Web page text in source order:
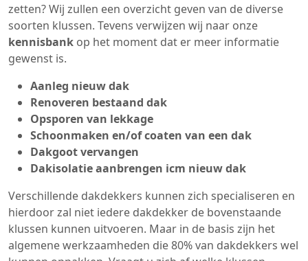
zetten? Wij zullen een overzicht geven van de diverse
soorten klussen. Tevens verwijzen wij naar onze
kennisbank op het moment dat er meer informatie
gewenst is.
Aanleg nieuw dak
Renoveren bestaand dak
Opsporen van lekkage
Schoonmaken en/of coaten van een dak
Dakgoot vervangen
Dakisolatie aanbrengen icm nieuw dak
Verschillende dakdekkers kunnen zich specialiseren en
hierdoor zal niet iedere dakdekker de bovenstaande
klussen kunnen uitvoeren. Maar in de basis zijn het
algemene werkzaamheden die 80% van dakdekkers wel